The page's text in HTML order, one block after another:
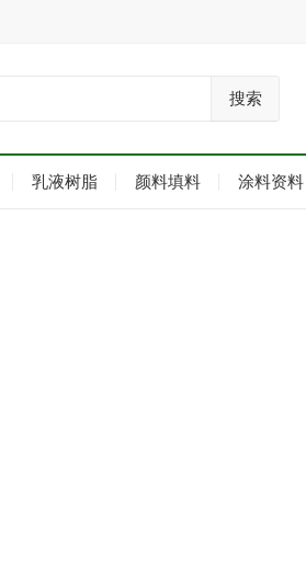
搜索
乳液树脂 颜料填料 涂料资料